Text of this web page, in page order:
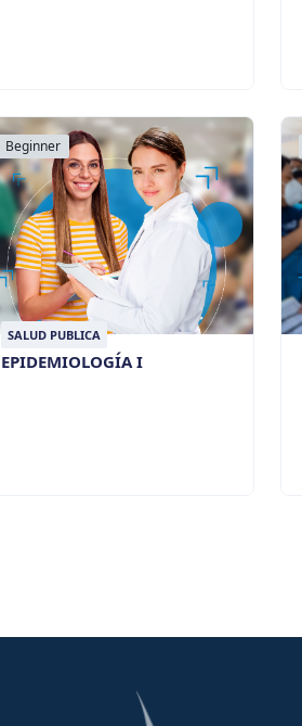
Beginner
SALUD PUBLICA
EPIDEMIOLOGÍA I